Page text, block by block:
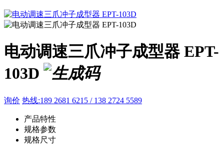
电动调速三爪冲子成型器 EPT-
103D
询价 热线:189 2681 6215 / 138 2724 5589
产品特性
规格参数
规格尺寸